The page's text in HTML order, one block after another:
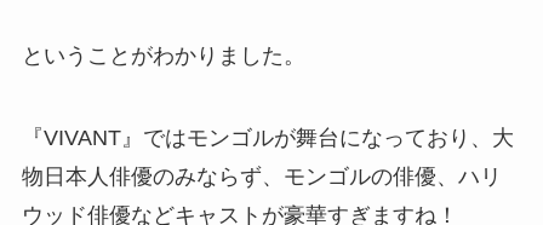
ということがわかりました。
『VIVANT』ではモンゴルが舞台になっており、大
物日本人俳優のみならず、モンゴルの俳優、ハリ
ウッド俳優などキャストが豪華すぎますね！